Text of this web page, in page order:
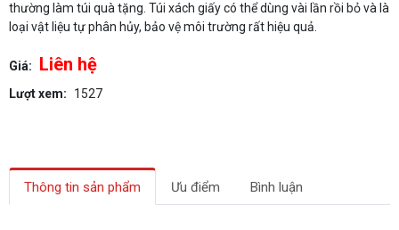
thường làm túi quà tặng. Túi xách giấy có thể dùng vài lần rồi bỏ và là
loại vật liệu tự phân hủy, bảo vệ môi trường rất hiệu quả.
Giá: Liên hệ
Lượt xem: 1527
Thông tin sản phẩm Ưu điểm Bình luận